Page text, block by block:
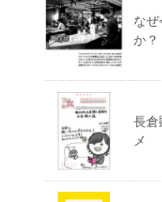
な
か？
長
メ